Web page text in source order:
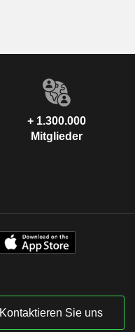
+ 1.300.000
Mitglieder
Kontaktieren Sie uns